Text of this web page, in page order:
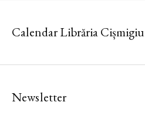
Calendar Librăria Cișmigiu
Newsletter